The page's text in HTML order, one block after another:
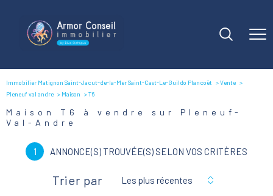
Immobilier Matignon Saint-Jacut-de-la-Mer Saint-Cast-Le-Guildo Plancoët
Vente
Pleneuf val andre
Maison T6
Maison T6 à vendre sur Pleneuf-
Val-Andre
1 ANNONCE(S) TROUVÉE(S) SELON VOS CRITÈRES
Trier par Les plus récentes